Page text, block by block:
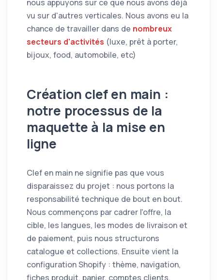
nous appuyons sur ce que nous avons déjà
vu sur d'autres verticales. Nous avons eu la
chance de travailler dans de nombreux
secteurs d'activités (luxe, prêt à porter,
bijoux, food, automobile, etc)
Création clef en main :
notre processus de la
maquette à la mise en
ligne
Clef en main ne signifie pas que vous
disparaissez du projet : nous portons la
responsabilité technique de bout en bout.
Nous commençons par cadrer l'offre, la
cible, les langues, les modes de livraison et
de paiement, puis nous structurons
catalogue et collections. Ensuite vient la
configuration Shopify : thème, navigation,
fiches produit, panier, comptes clients,